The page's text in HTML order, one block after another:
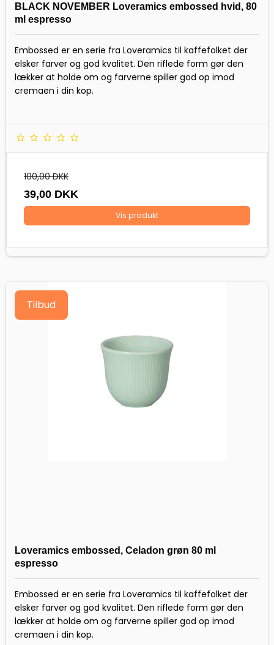
BLACK NOVEMBER Loveramics embossed hvid, 80
ml espresso
Embossed er en serie fra Loveramics til kaffefolket der
elsker farver og god kvalitet. Den riflede form gør den
lækker at holde om og farverne spiller god op imod
cremaen i din kop.
100,00 DKK
39,00 DKK
Vis produkt
Tilbud
Loveramics embossed, Celadon grøn 80 ml
espresso
Embossed er en serie fra Loveramics til kaffefolket der
elsker farver og god kvalitet. Den riflede form gør den
lækker at holde om og farverne spiller god op imod
cremaen i din kop.